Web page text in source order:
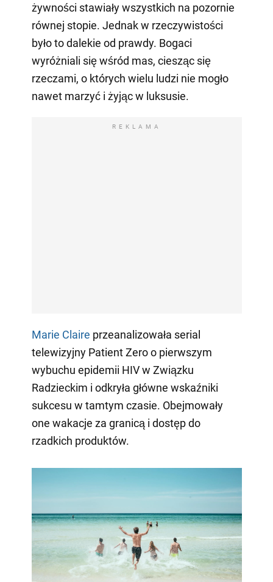
żywności stawiały wszystkich na pozornie
równej stopie. Jednak w rzeczywistości
było to dalekie od prawdy. Bogaci
wyróżniali się wśród mas, ciesząc się
rzeczami, o których wielu ludzi nie mogło
nawet marzyć i żyjąc w luksusie.
REKLAMA
Marie Claire przeanalizowała serial
telewizyjny Patient Zero o pierwszym
wybuchu epidemii HIV w Związku
Radzieckim i odkryła główne wskaźniki
sukcesu w tamtym czasie. Obejmowały
one wakacje za granicą i dostęp do
rzadkich produktów.